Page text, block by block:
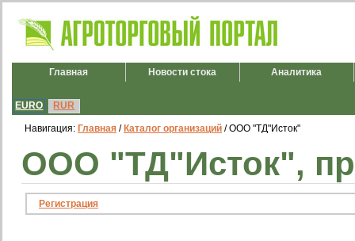
Главная Новости стока Аналитика
EURO RUR
Навигация: Главная / Каталог организаций / ООО "ТД"Исток"
ООО "ТД"Исток",
Регистрация